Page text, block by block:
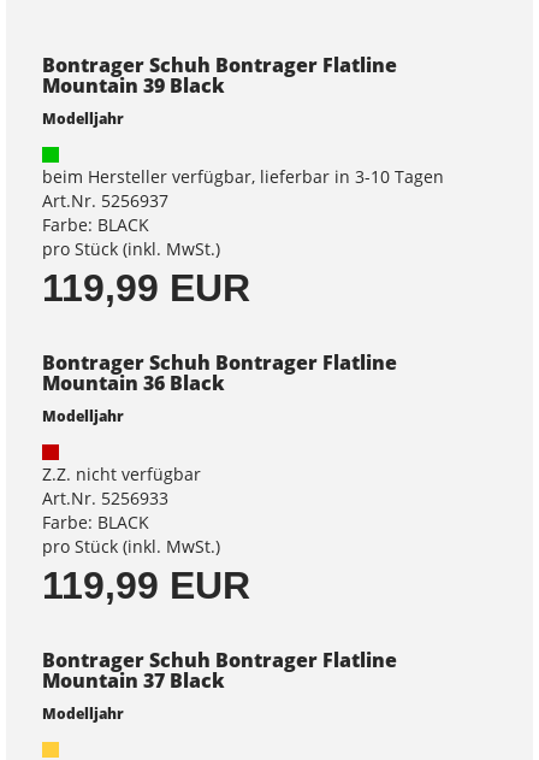
Bontrager Schuh Bontrager Flatline
Mountain 39 Black
Modelljahr
beim Hersteller verfügbar, lieferbar in 3-10 Tagen
Art.Nr. 5256937
Farbe: BLACK
pro Stück (inkl. MwSt.)
119,99 EUR
Bontrager Schuh Bontrager Flatline
Mountain 36 Black
Modelljahr
Z.Z. nicht verfügbar
Art.Nr. 5256933
Farbe: BLACK
pro Stück (inkl. MwSt.)
119,99 EUR
Bontrager Schuh Bontrager Flatline
Mountain 37 Black
Modelljahr